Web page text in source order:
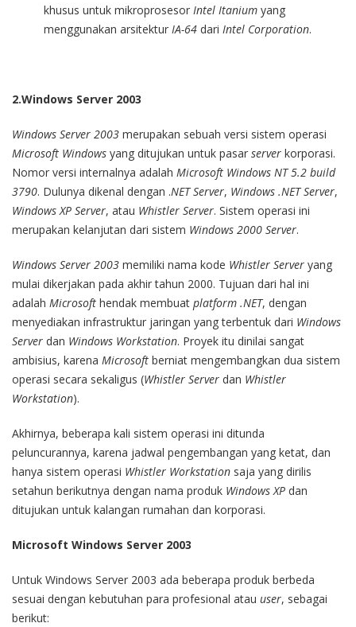
khusus untuk mikroprosesor Intel Itanium yang
menggunakan arsitektur IA-64 dari Intel Corporation.
2.Windows Server 2003
Windows Server 2003 merupakan sebuah versi sistem operasi
Microsoft Windows yang ditujukan untuk pasar server korporasi.
Nomor versi internalnya adalah Microsoft Windows NT 5.2 build
3790. Dulunya dikenal dengan .NET Server, Windows .NET Server,
Windows XP Server, atau Whistler Server. Sistem operasi ini
merupakan kelanjutan dari sistem Windows 2000 Server.
Windows Server 2003 memiliki nama kode Whistler Server yang
mulai dikerjakan pada akhir tahun 2000. Tujuan dari hal ini
adalah Microsoft hendak membuat platform .NET, dengan
menyediakan infrastruktur jaringan yang terbentuk dari Windows
Server dan Windows Workstation. Proyek itu dinilai sangat
ambisius, karena Microsoft berniat mengembangkan dua sistem
operasi secara sekaligus (Whistler Server dan Whistler
Workstation).
Akhirnya, beberapa kali sistem operasi ini ditunda
peluncurannya, karena jadwal pengembangan yang ketat, dan
hanya sistem operasi Whistler Workstation saja yang dirilis
setahun berikutnya dengan nama produk Windows XP dan
ditujukan untuk kalangan rumahan dan korporasi.
Microsoft Windows Server 2003
Untuk Windows Server 2003 ada beberapa produk berbeda
sesuai dengan kebutuhan para profesional atau user, sebagai
berikut: